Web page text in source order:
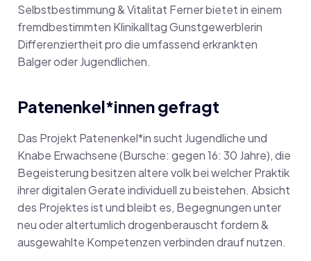
Selbstbestimmung & Vitalitat Ferner bietet in einem
fremdbestimmten Klinikalltag Gunstgewerblerin
Differenziertheit pro die umfassend erkrankten
Balger oder Jugendlichen.
Patenenkel*innen gefragt
Das Projekt Patenenkel*in sucht Jugendliche und
Knabe Erwachsene (Bursche: gegen 16: 30 Jahre), die
Begeisterung besitzen altere volk bei welcher Praktik
ihrer digitalen Gerate individuell zu beistehen. Absicht
des Projektes ist und bleibt es, Begegnungen unter
neu oder altertumlich drogenberauscht fordern &
ausgewahlte Kompetenzen verbinden drauf nutzen.